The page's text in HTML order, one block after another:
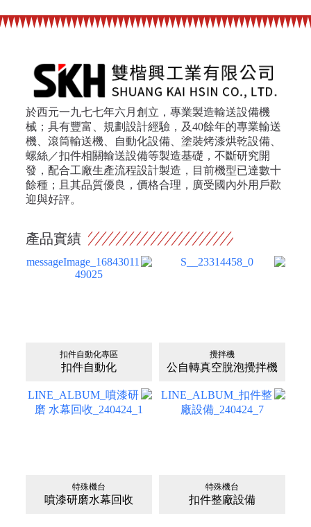
於西元一九七七年六月創立，專業製造輸送設備機
械；具有豐富、規劃設計經驗，及40餘年的專業輸送
機、滾筒輸送機、自動化設備、塗裝烤漆烘乾設備、
螺絲／扣件相關輸送設備等製造基礎，不斷研究開
發，配合工廠生產流程設計製造，目前機型已達數十
餘種；且其品質優良，價格合理，廣受國內外用戶歡
迎與好評。
產品實績
攪拌機
公自轉真空脫泡攪拌機
扣件自動化專區
扣件自動化
特殊機台
扣件整廠設備
特殊機台
噴漆研磨水幕回收